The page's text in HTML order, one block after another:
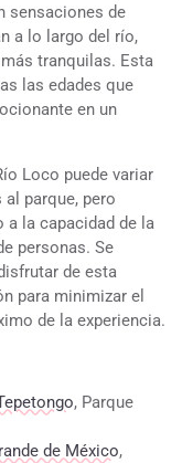
sensaciones de
a lo largo del río,
tranquilas. Esta
las edades que
en un
Loco puede variar
parque, pero
a la capacidad de la
personas. Se
de esta
para minimizar el
de la experiencia.
, Parque
de México,